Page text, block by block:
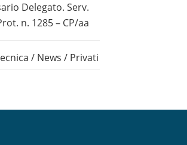
Delegato. Serv.
n. 1285 – CP/aa
/ News / Privati